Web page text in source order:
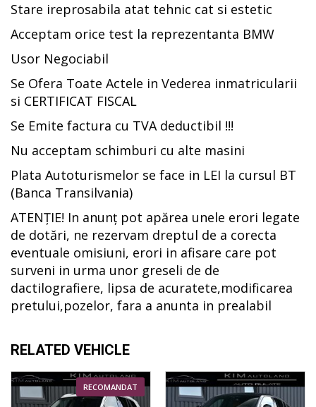
Stare ireprosabila atat tehnic cat si estetic
Acceptam orice test la reprezentanta BMW
Usor Negociabil
Se Ofera Toate Actele in Vederea inmatricularii
si CERTIFICAT FISCAL
Se Emite factura cu TVA deductibil !!!
Nu acceptam schimburi cu alte masini
Plata Autoturismelor se face in LEI la cursul BT
(Banca Transilvania)
ATENȚIE! In anunț pot apărea unele erori legate
de dotări, ne rezervam dreptul de a corecta
eventuale omisiuni, erori in afisare care pot
surveni in urma unor greseli de de
dactilografiere, lipsa de acuratete,modificarea
pretului,pozelor, fara a anunta in prealabil
RELATED VEHICLE
RECOMANDAT